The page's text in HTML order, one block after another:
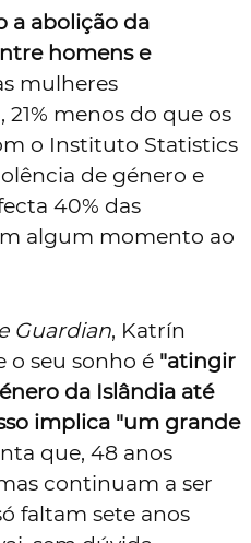
a abolição da
homens e
mulheres
menos do que os
o Instituto Statistics
de género e
40% das
algum momento ao
Guardian, Katrín
o seu sonho é "atingir
da Islândia até
implica "um grande
que, 48 anos
continuam a ser
faltam sete anos